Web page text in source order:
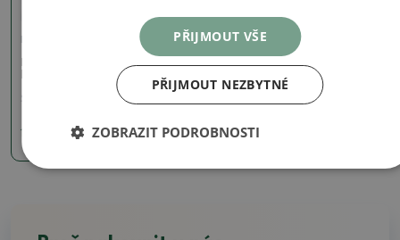
Miska 39 x 39 x 7,5 cm
1536-BC25-ML-36
1100 Kč
PŘIJMOUT VŠE
PŘIJMOUT NEZBYTNÉ
ZOBRAZIT PODROBNOSTI